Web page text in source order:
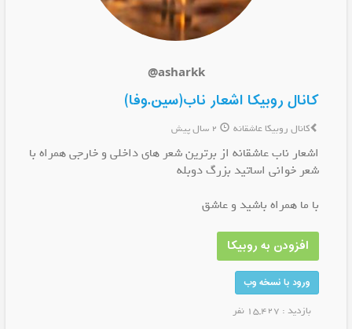
@asharkk
کانال روبیکا اشعار ناب(سین.وفا)
کانال روبیکا عاشقانه
اشعار ناب عاشقانه از برترین شعر های داخلی و خارجی همراه با
شعر خوانی اساتید بزرگ دوبله
با ما همراه باشید و عاشق
افزودن به روبیکا
ورود با نسخه وب
بازدید : 15,427 نفر